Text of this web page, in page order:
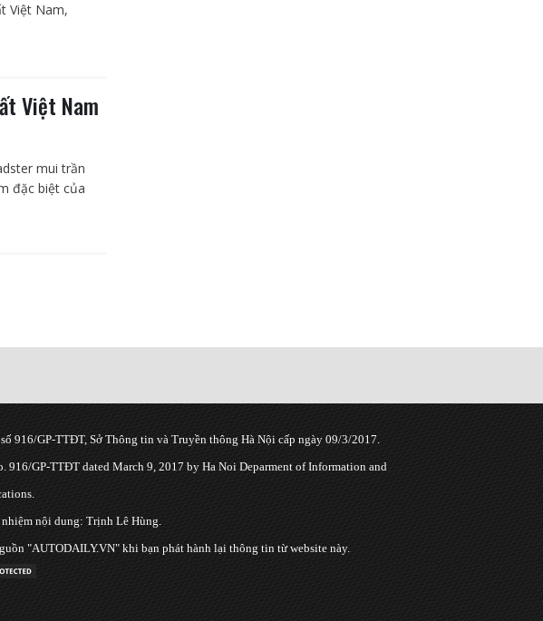
Việt Nam,
Việt Nam
mui trần
đặc biệt của
916/GP-TTĐT, Sở Thông tin và Truyền thông Hà Nội cấp ngày 09/3/2017.
916/GP-TTĐT dated March 9, 2017 by Ha Noi Deparment of Information and
nội dung: Trịnh Lê Hùng.
"AUTODAILY.VN" khi bạn phát hành lại thông tin từ website này.